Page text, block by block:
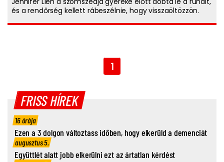
és a rendőrség kellett rábeszélnie, hogy visszaöltözzön.
1
FRISS HÍREK
16 órája
Ezen a 3 dolgon változtass időben, hogy elkerüld a demenciát
augusztus 5.
Együttlét alatt jobb elkerülni ezt az ártatlan kérdést